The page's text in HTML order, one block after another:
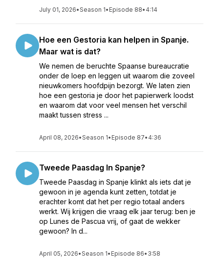
July 01, 2026•Season 1• Episode 88• 4:14
Hoe een Gestoria kan helpen in Spanje.
Maar wat is dat?
We nemen de beruchte Spaanse bureaucratie
onder de loep en leggen uit waarom die zoveel
nieuwkomers hoofdpijn bezorgt. We laten zien
hoe een gestoria je door het papierwerk loodst
en waarom dat voor veel mensen het verschil
maakt tussen stress ...
April 08, 2026•Season 1• Episode 87• 4:36
Tweede Paasdag In Spanje?
Tweede Paasdag in Spanje klinkt als iets dat je
gewoon in je agenda kunt zetten, totdat je
erachter komt dat het per regio totaal anders
werkt. Wij krijgen die vraag elk jaar terug: ben je
op Lunes de Pascua vrij, of gaat de wekker
gewoon? In d...
April 05, 2026•Season 1• Episode 86• 3:58